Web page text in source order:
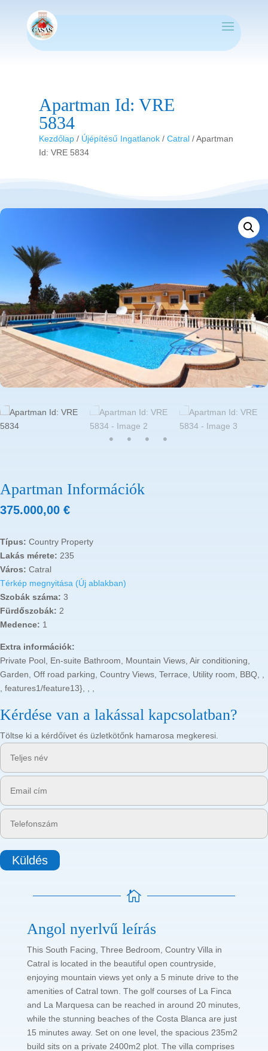
Apartman Id: VRE
5834
Kezdőlap/ Újépítésű Ingatlanok/ Catral/ Apartman
Id: VRE 5834
Apartman Információk
375.000,00 €
Típus: Country Property
Lakás mérete: 235
Város: Catral
Térkép megnyitása (Új ablakban)
Szobák száma: 3
Fürdőszobák: 2
Medence: 1
Extra információk:
Private Pool, En-suite Bathroom, Mountain Views, Air conditioning,
Garden, Off road parking, Country Views, Terrace, Utility room, BBQ, ,
, features1/feature13}, , ,
Kérdése van a lakással kapcsolatban?
Töltse ki a kérdőívet és üzletkötőnk hamarosa megkeresi.
Küldés

Angol nyerlvű leírás
This South Facing, Three Bedroom, Country Villa in
Catral is located in the beautiful open countryside,
enjoying mountain views yet only a 5 minute drive to the
amenities of Catral town. The golf courses of La Finca
and La Marquesa can be reached in around 20 minutes,
while the stunning beaches of the Costa Blanca are just
15 minutes away. Set on one level, the spacious 235m2
build sits on a private 2400m2 plot. The villa comprises